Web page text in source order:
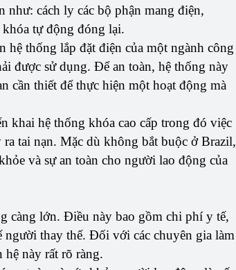
như: cách ly các bộ phận mang điện,
tự động đóng lại.
thống lắp đặt điện của một ngành công
được sử dụng. Để an toàn, hệ thống này
cần thiết để thực hiện một hoạt động mà
khai hệ thống khóa cao cấp trong đó việc
tai nạn. Mặc dù không bắt buộc ở Brazil,
và sự an toàn cho người lao động của
càng lớn. Điều này bao gồm chi phí y tế,
thay thế. Đối với các chuyên gia làm
này rất rõ ràng.